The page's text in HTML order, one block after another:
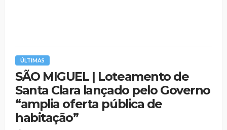
ÚLTIMAS
SÃO MIGUEL | Loteamento de
Santa Clara lançado pelo Governo
“amplia oferta pública de
habitação”